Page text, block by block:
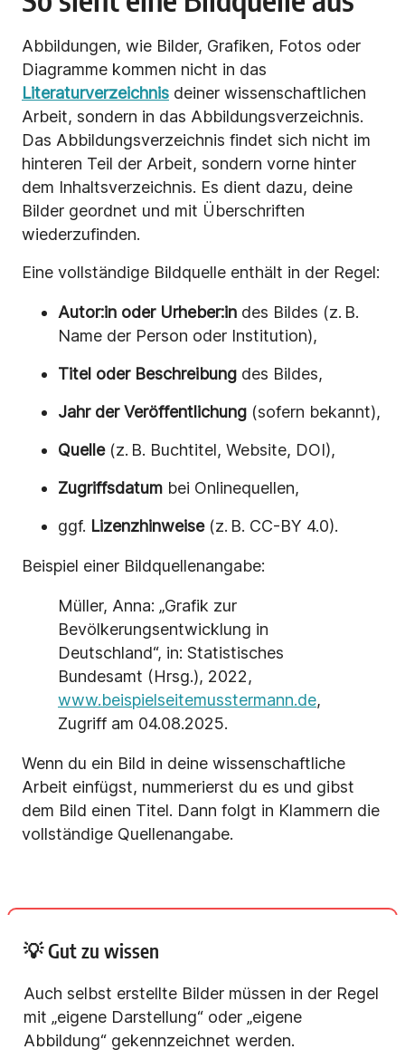
Abbildungen, wie Bilder, Grafiken, Fotos oder
Diagramme kommen nicht in das
Literaturverzeichnis deiner wissenschaftlichen
Arbeit, sondern in das Abbildungsverzeichnis.
Das Abbildungsverzeichnis findet sich nicht im
hinteren Teil der Arbeit, sondern vorne hinter
dem Inhaltsverzeichnis. Es dient dazu, deine
Bilder geordnet und mit Überschriften
wiederzufinden.
Eine vollständige Bildquelle enthält in der Regel:
Autor:in oder Urheber:in des Bildes (z. B.
Name der Person oder Institution),
Titel oder Beschreibung des Bildes,
Jahr der Veröffentlichung (sofern bekannt),
Quelle(z. B. Buchtitel, Website, DOI),
Zugriffsdatum bei Onlinequellen,
ggf. Lizenzhinweise(z. B. CC-BY 4.0).
Beispiel einer Bildquellenangabe:
Müller, Anna: „Grafik zur
Bevölkerungsentwicklung in
Deutschland“, in: Statistisches
Bundesamt (Hrsg.), 2022,
www.beispielseitemusstermann.de,
Zugriff am 04.08.2025.
Wenn du ein Bild in deine wissenschaftliche
Arbeit einfügst, nummerierst du es und gibst
dem Bild einen Titel. Dann folgt in Klammern die
vollständige Quellenangabe.
💡 Gut zu wissen
Auch selbst erstellte Bilder müssen in der Regel
mit „eigene Darstellung“ oder „eigene
Abbildung“ gekennzeichnet werden.